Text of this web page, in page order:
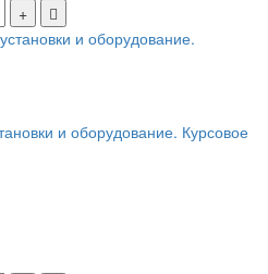
и оборудование. Курсовое